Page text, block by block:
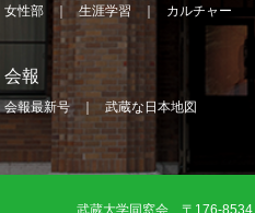
女性部
生涯学習 カルチャー
会報
会報最新号 武蔵な日本地図
武蔵大学同窓会 〒176-8534